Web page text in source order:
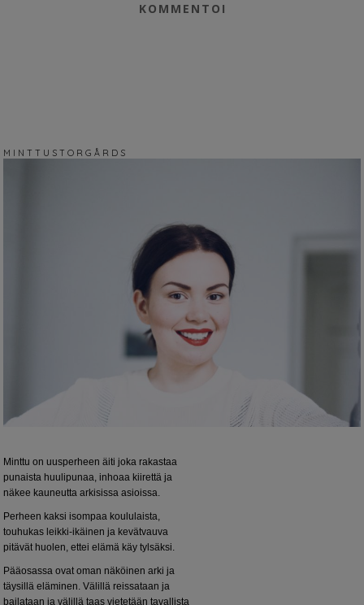
KOMMENTOI
M I N T T U S T O R G Å R D S
Minttu on uusperheen äiti joka rakastaa
punaista huulipunaa, inhoaa kiirettä ja
näkee kauneutta arkisissa asioissa.
Perheen kaksi isompaa koululaista,
touhukas leikki-ikäinen ja kevätvauva
pitävät huolen, ettei elämä käy tylsäksi.
Pääosassa ovat oman näköinen arki ja
täysillä eläminen. Välillä reissataan ja
bailataan ja välillä taas vietetään tavallista